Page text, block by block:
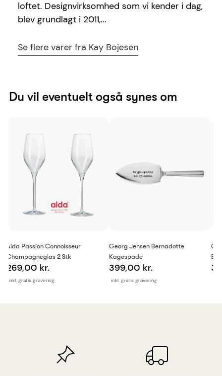
loftet. Designvirksomhed som vi kender i dag,
blev grundlagt i 2011,...
Se flere varer fra Kay Bojesen
Du vil eventuelt også synes om
Aida Passion Connoisseur
Champagneglas 2 Stk
inkl. gratis gravering
269,00 kr.
Georg Jensen Bernadotte
Kagespade
inkl. gratis gravering
399,00 kr.